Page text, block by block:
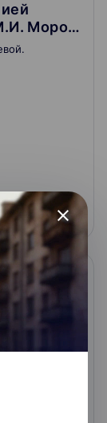
Моро 2
курса
Л.Г.
close